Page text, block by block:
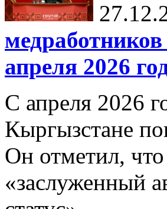
апреля 2026
С апреля 2026
Кыргызстане
Он отметил,
«заслуженный